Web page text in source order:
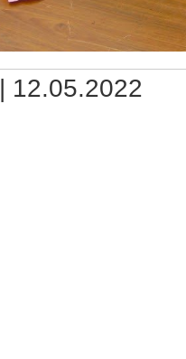
| 12.05.2022